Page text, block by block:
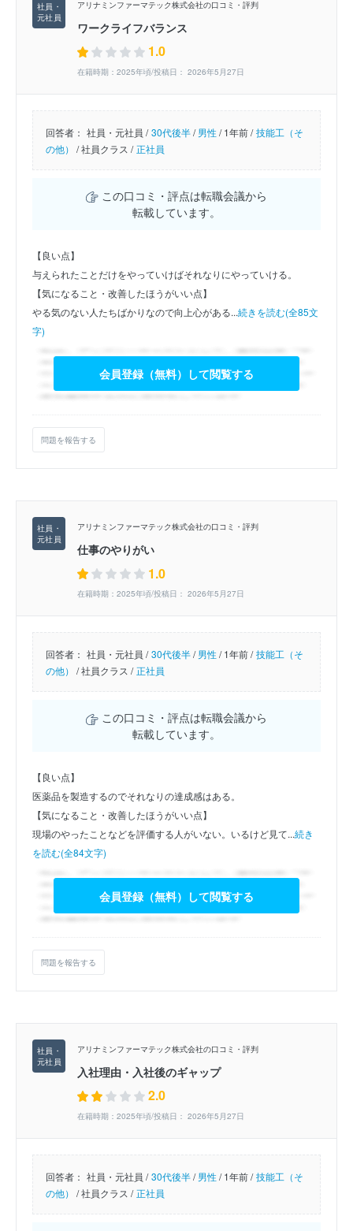
アリナミンファーマテック株式会社の口コミ・評判
ワークライフバランス
1.0
在籍時期：2025年頃/投稿日： 2026年5月27日
回答者： 社員・元社員 / 30代後半/男性/1年前 / 技能工（そ
の他） /社員クラス / 正社員
この口コミ・評点は転職会議から
転載しています。
【良い点】
与えられたことだけをやっていけばそれなりにやっていける。
【気になること・改善したほうがいい点】
やる気のない人たちばかりなので向上心がある...続きを読む(全85文
字)
会員登録（無料）して閲覧する
問題を報告する
アリナミンファーマテック株式会社の口コミ・評判
仕事のやりがい
1.0
在籍時期：2025年頃/投稿日： 2026年5月27日
回答者： 社員・元社員 / 30代後半/男性/1年前 / 技能工（そ
の他） /社員クラス / 正社員
この口コミ・評点は転職会議から
転載しています。
【良い点】
医薬品を製造するのでそれなりの達成感はある。
【気になること・改善したほうがいい点】
現場のやったことなどを評価する人がいない。いるけど見て...続き
を読む(全84文字)
会員登録（無料）して閲覧する
問題を報告する
アリナミンファーマテック株式会社の口コミ・評判
入社理由・入社後のギャップ
2.0
在籍時期：2025年頃/投稿日： 2026年5月27日
回答者： 社員・元社員 / 30代後半/男性/1年前 / 技能工（そ
の他） /社員クラス / 正社員